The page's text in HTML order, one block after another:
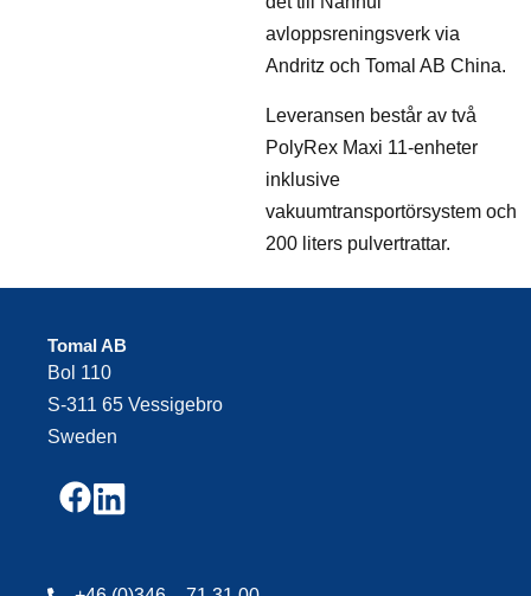
avloppsreningsverk via
Andritz och Tomal AB China.
Leveransen består av två
PolyRex Maxi 11-enheter
inklusive
vakuumtransportörsystem och
200 liters pulvertrattar.
Tomal AB
Bol 110
S-311 65 Vessigebro
Sweden